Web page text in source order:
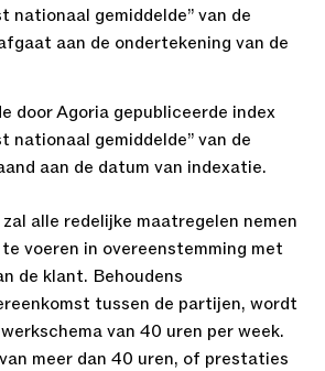
nationaal gemiddelde” van de
aan de ondertekening van de
door Agoria gepubliceerde index
nationaal gemiddelde” van de
aan de datum van indexatie.
alle redelijke maatregelen nemen
voeren in overeenstemming met
de klant. Behoudens
tussen de partijen, wordt
van 40 uren per week.
meer dan 40 uren, of prestaties